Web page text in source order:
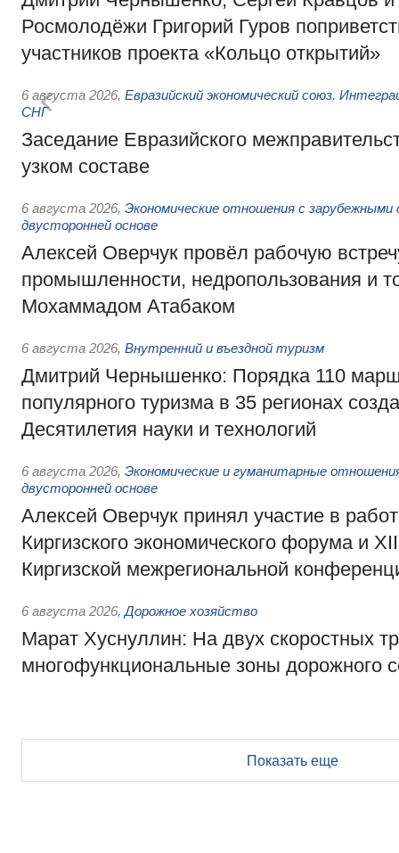
Росмолодёжи Григорий Гуров
участников проекта «Кольцо открытий»
6 августа 2026, Евразийский экономический союз.
СНГ
Заседание Евразийского
узком составе
6 августа 2026, Экономические отношения с
двусторонней основе
Алексей Оверчук провёл рабочую
промышленности, недропользования и
Мохаммадом Атабаком
6 августа 2026, Внутренний и въездной туризм
Дмитрий Чернышенко: Порядка 110
популярного туризма в 35 регионах
Десятилетия науки и технологий
6 августа 2026, Экономические и гуманитарные
двусторонней основе
Алексей Оверчук принял участие в
Киргизского экономического форума и
Киргизской межрегиональной
6 августа 2026, Дорожное хозяйство
Марат Хуснуллин: На двух скоростных
многофункциональные зоны дорожного
Показать еще